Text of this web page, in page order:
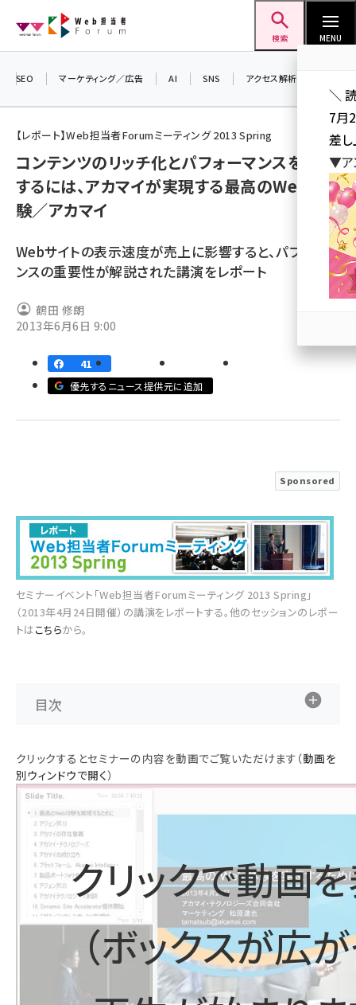
ン
検索 MENU
seo (3519)
ai (2801)
note (2310)
z世代 (1620)
meo (1274)
llmo (1160)
SEO マーケティング／広告 AI SNS アクセス解析／データ分析
【レポート】Web担当者Forumミーティング 2013 Spring
コンテンツのリッチ化とパフォーマンスを両立
するには、アカマイが実現する最高のWeb体
験／アカマイ
Webサイトの表示速度が売上に影響すると、パフォーマ
ンスの重要性が解説された講演をレポート
鶴田 修朗
2013年6月6日 9:00
41
優先するニュース提供元に追加
Sponsored
セミナーイベント「Web担当者Forumミーティング 2013 Spring」
（2013年4月24日開催）の講演をレポートする。他のセッションのレポー
トはこちらから。
目次
クリックするとセミナーの内容を動画でご覧いただけます（動画を
別ウィンドウで開く）
クリックで動画
（ボックスが広
＼
7月
差し
▼ア